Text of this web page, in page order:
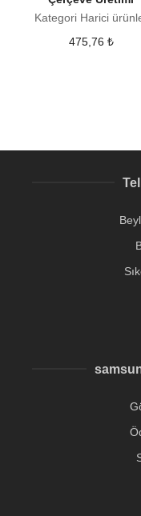
Kategori Harici
475,76 ₺